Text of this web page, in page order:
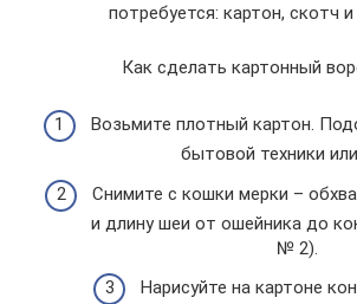
потребуется: картон, скотч
Как сделать картонный
Возьмите плотный картон.
бытовой техники
Снимите с кошки мерки –
и длину шеи от ошейника до
№ 2).
Нарисуйте на картоне